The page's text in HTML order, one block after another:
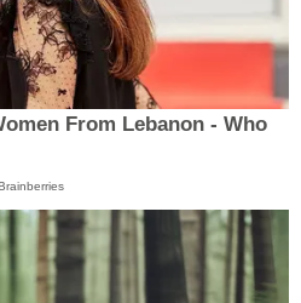
From Lebanon - Who